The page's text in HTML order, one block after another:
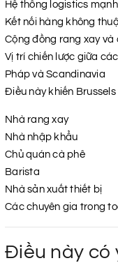
Hệ thống logistics mạnh
Kết nối hàng không
Cộng đồng rang xay
Vị trí chiến lược giữa
Pháp và Scandinavia
Điều này khiến
Nhà rang xay
Nhà nhập khẩu
Chủ quán cà phê
Barista
Nhà sản xuất thiết bị
Các chuyên gia trong
Điều này có